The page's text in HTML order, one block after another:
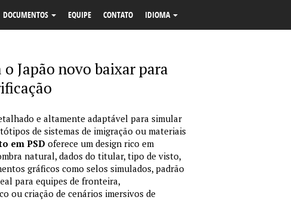
DOCUMENTOS EQUIPE CONTATO IDIOMA
Japão novo baixar para
e altamente adaptável para simular
de sistemas de imigração ou materiais
em PSD oferece um design rico em
natural, dados do titular, tipo de visto,
gráficos como selos simulados, padrão
para equipes de fronteira,
ou criação de cenários imersivos de